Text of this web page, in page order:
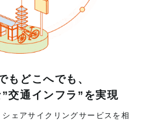
もどこへでも、
交通インフラ”を実現
ェアサイクリングサービスを相